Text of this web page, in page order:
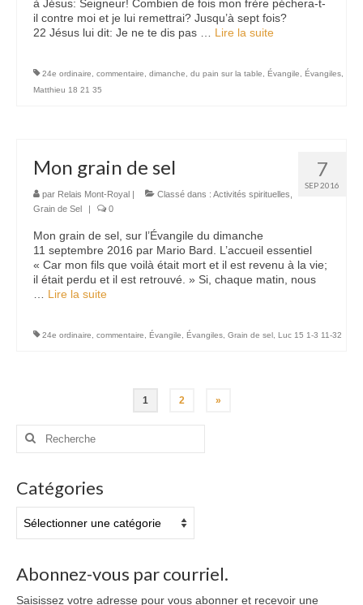
à Jésus: Seigneur! Combien de fois mon frère péchera-t-
il contre moi et je lui remettrai? Jusqu’à sept fois?
22 Jésus lui dit: Je ne te dis pas … Lire la suite­­
24e ordinaire commentaire dimanche du pain sur la table Évangile Évangiles
Matthieu 18 21 35
7
SEP 2016
Mon grain de sel
par Relais Mont-Royal | Classé dans : Activités spirituelles
Grain de Sel
| 0
Mon grain de sel, sur l’Évangile du dimanche
11 septembre 2016 par Mario Bard. L’accueil essentiel
« Car mon fils que voilà était mort et il est revenu à la vie;
il était perdu et il est retrouvé. » Si, chaque matin, nous
Lire la suite­­
24e ordinaire commentaire Évangile Évangiles Grain de sel Luc 15 1-3 11-32
publications
1 2 »
Rechercher
Catégories
Abonnez-vous par courriel.
Saisissez votre adresse pour vous abonner et recevoir une